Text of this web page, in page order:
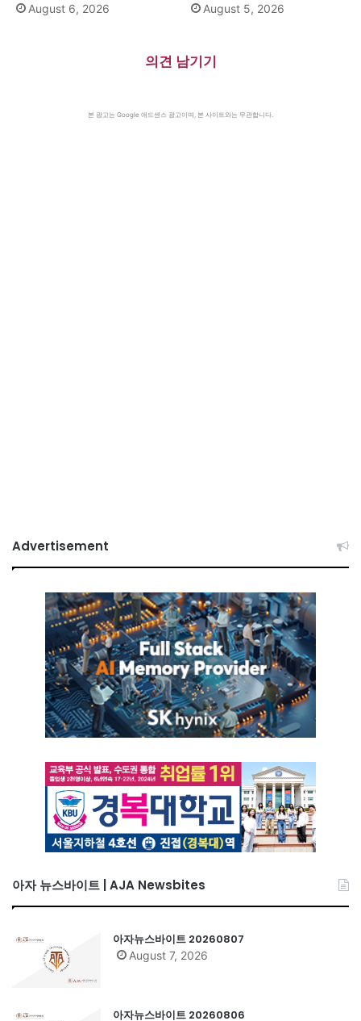
(1931)·대전엑스포 개막(1993)·
자메이카, 영국에서 독립(1962)
August 6, 2026
자단식 금메달(2024)·하시나 방
글라데시 총리 인도 망명
라 체포, 27년 옥고의 시작
August 5, 2026
의견 남기기
본 광고는 Google 애드센스 광고이며, 본 사이트와는 무관합니다.
Advertisement
아자 뉴스바이트 | AJA Newsbites
아자뉴스바이트 20260807
August 7, 2026
아자뉴스바이트 20260806